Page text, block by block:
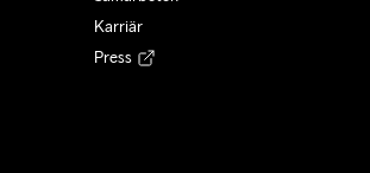
Karriär
Press